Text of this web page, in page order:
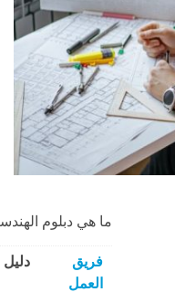
ما هي دبلوم
فريق
العمل